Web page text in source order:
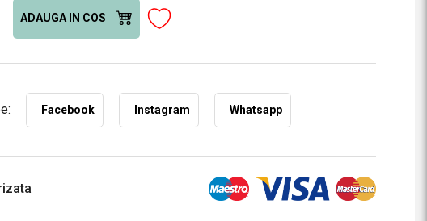
ADAUGA IN COS
Facebook Instagram Whatsapp